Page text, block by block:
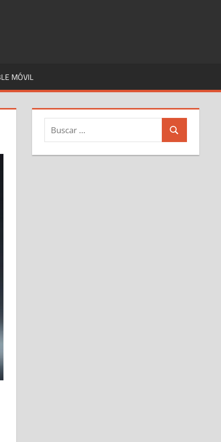
MÓVIL
Buscar:
Buscar